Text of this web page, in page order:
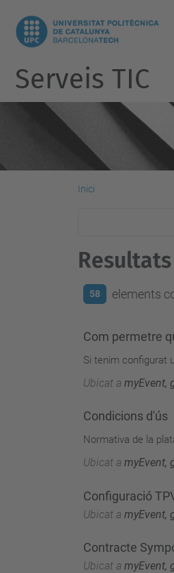
Serveis TIC
Inici
58 elements
Com permetre
Si tenim configurat
Ubicat a myEvent,
Condicions d'ús
Normativa de la
Ubicat a myEvent,
Configuració
Ubicat a myEvent,
Contracte
Ubicat a myEvent,